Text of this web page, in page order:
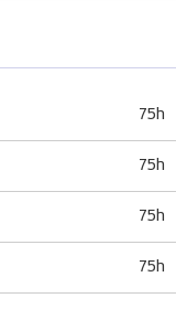
75h
75h
75h
75h